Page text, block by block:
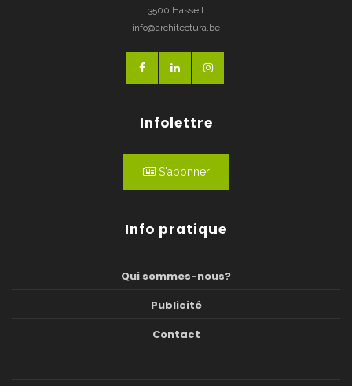
3500 Hasselt
info@architectura.be
Infolettre
S'abonner
Info pratique
Qui sommes-nous?
Publicité
Contact